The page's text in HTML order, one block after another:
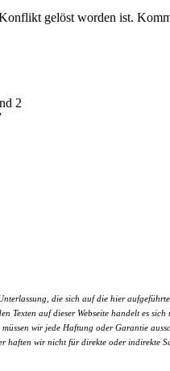
gelöst worden ist.
2
die sich auf die hier
Texten auf dieser Webseite handelt es
wir jede Haftung oder Garantie
wir nicht für direkte oder indirekte